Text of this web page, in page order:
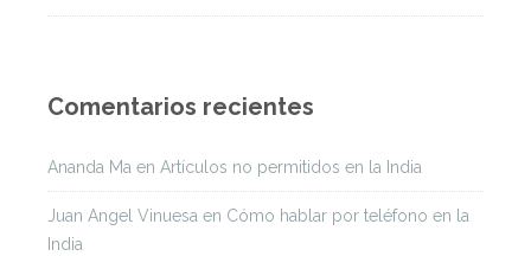
Comentarios recientes
Ananda Ma en Artículos no permitidos en la India
Juan Angel Vinuesa en Cómo hablar por teléfono en la
India